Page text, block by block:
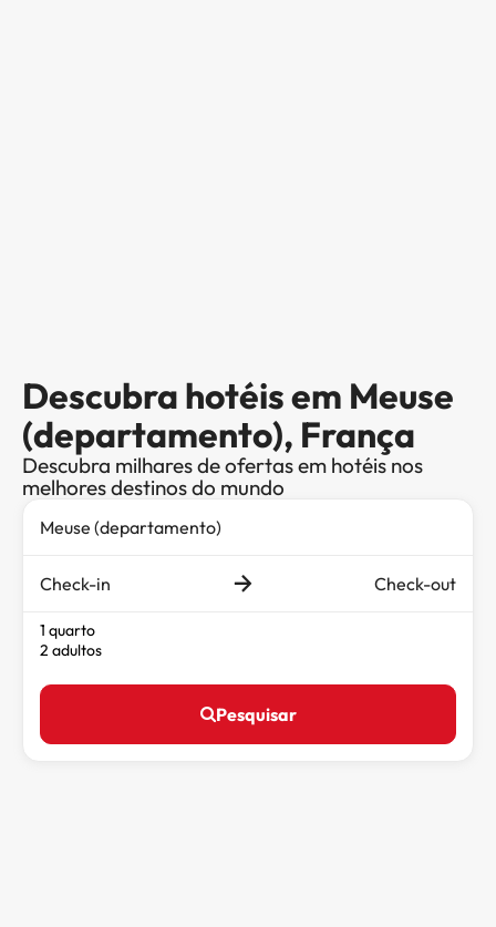
Descubra hotéis em Meuse
(departamento), França
Descubra milhares de ofertas em hotéis nos
melhores destinos do mundo
Check-in Check-out
1 quarto
2 adultos
Pesquisar